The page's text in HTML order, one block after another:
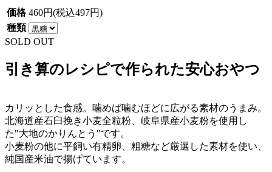
価格 460円(税込497円)
種類
SOLD OUT
引き算のレシピで作られた安心おやつ
カリッとした食感。噛めば噛むほどに広がる素材のうまみ。
北海道産石臼挽き小麦全粒粉、岐阜県産小麦粉を使用し
た"大地のかりんとう"です。
小麦粉の他に平飼い有精卵、粗糖など厳選した素材を使い、
純国産米油で揚げています。